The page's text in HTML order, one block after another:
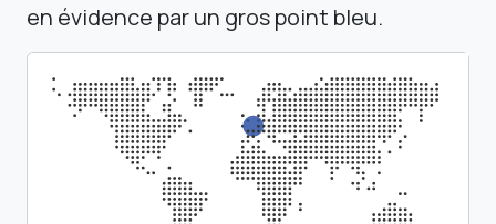
en évidence par un gros point bleu.